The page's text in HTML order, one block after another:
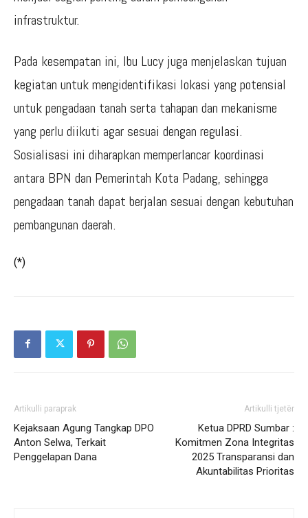
infrastruktur.
Pada kesempatan ini, Ibu Lucy juga menjelaskan tujuan
kegiatan untuk mengidentifikasi lokasi yang potensial
untuk pengadaan tanah serta tahapan dan mekanisme
yang perlu diikuti agar sesuai dengan regulasi.
Sosialisasi ini diharapkan memperlancar koordinasi
antara BPN dan Pemerintah Kota Padang, sehingga
pengadaan tanah dapat berjalan sesuai dengan kebutuhan
pembangunan daerah.
(*)
Artikulli paraprak
Kejaksaan Agung Tangkap DPO
Anton Selwa, Terkait
Penggelapan Dana
Artikulli tjetër
Ketua DPRD Sumbar :
Komitmen Zona Integritas
2025 Transparansi dan
Akuntabilitas Prioritas